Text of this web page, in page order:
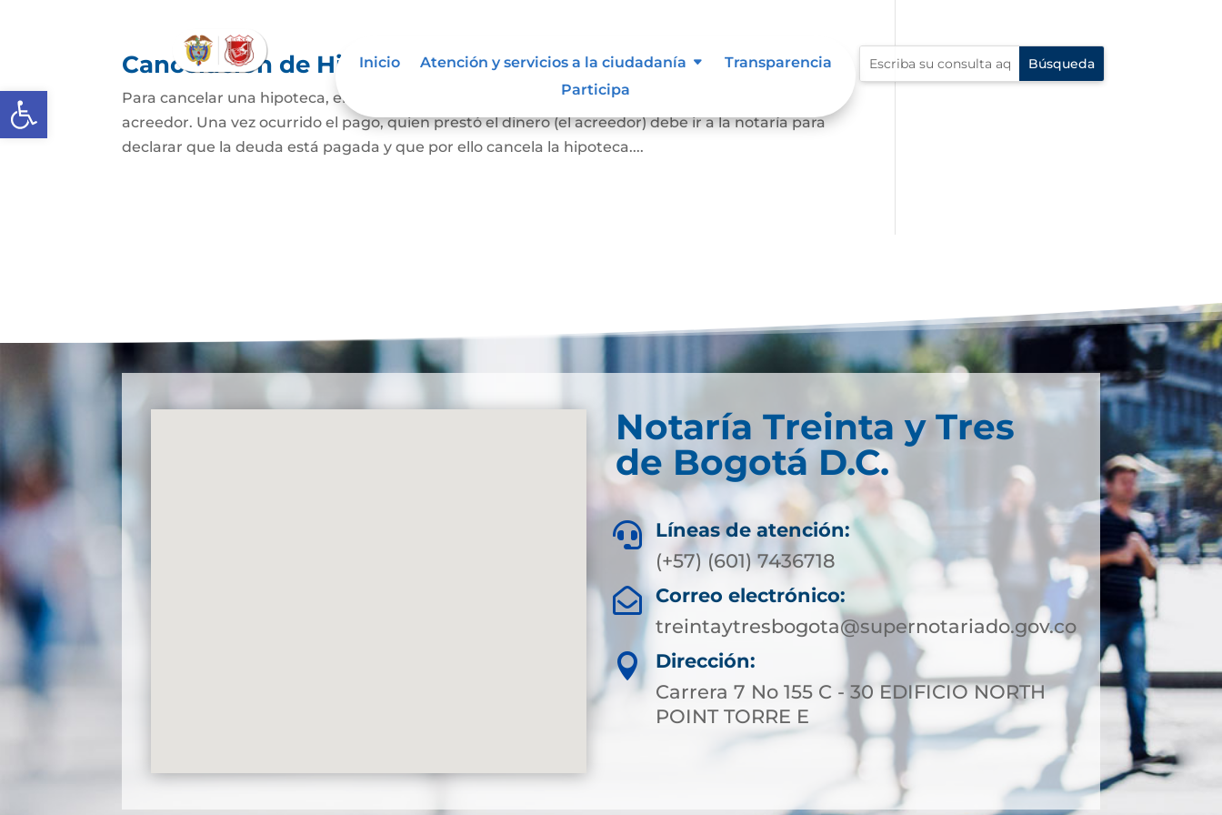
Abrir barra de herramientas
Inicio Atención y servicios a la ciudadanía
Transparencia
Participa
Cancelación de Hipoteca
Para cancelar una hipoteca, el dueño del bien hipotecado debe pagar la totalidad de la deuda al
acreedor. Una vez ocurrido el pago, quien prestó el dinero (el acreedor) debe ir a la notaría para
declarar que la deuda está pagada y que por ello cancela la hipoteca....
Notaría Treinta y Tres
de Bogotá D.C.

Líneas de atención:
(+57) (601) 7436718

Correo electrónico:
treintaytresbogota@supernotariado.gov.co

Dirección:
Carrera 7 No 155 C - 30 EDIFICIO NORTH
POINT TORRE E